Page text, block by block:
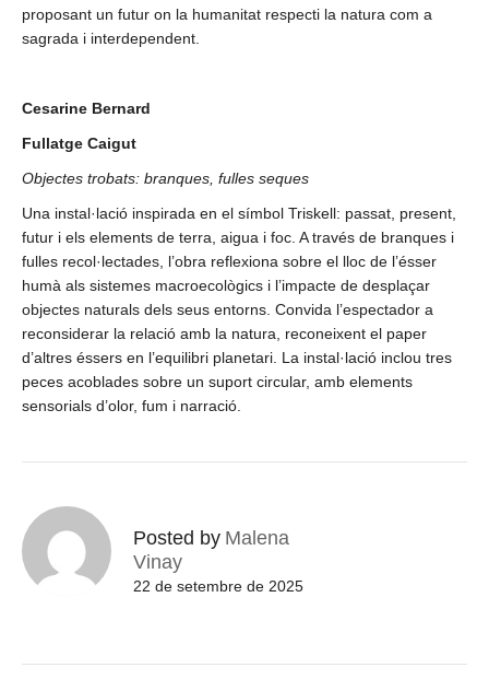
proposant un futur on la humanitat respecti la natura com a
sagrada i interdependent.
Cesarine Bernard
Fullatge Caigut
Objectes trobats: branques, fulles seques
Una instal·lació inspirada en el símbol Triskell: passat, present,
futur i els elements de terra, aigua i foc. A través de branques i
fulles recol·lectades, l’obra reflexiona sobre el lloc de l’ésser
humà als sistemes macroecològics i l’impacte de desplaçar
objectes naturals dels seus entorns. Convida l’espectador a
reconsiderar la relació amb la natura, reconeixent el paper
d’altres éssers en l’equilibri planetari. La instal·lació inclou tres
peces acoblades sobre un suport circular, amb elements
sensorials d’olor, fum i narració.
Posted by Malena
Vinay
22 de setembre de 2025